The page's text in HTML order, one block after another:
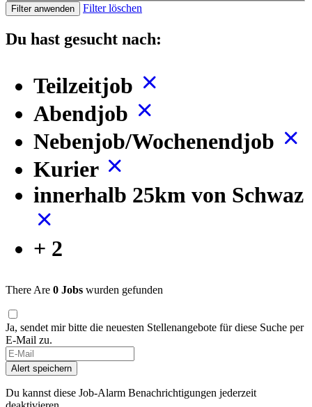
Filter anwenden Filter löschen
Du hast gesucht nach:
Teilzeitjob
Abendjob
Nebenjob/Wochenendjob
Kurier
innerhalb 25km von Schwaz
+ 2
There Are 0 Jobs wurden gefunden
Ja, sendet mir bitte die neuesten Stellenangebote für diese Suche per
E-Mail zu.
Alert speichern
Du kannst diese Job-Alarm Benachrichtigungen jederzeit